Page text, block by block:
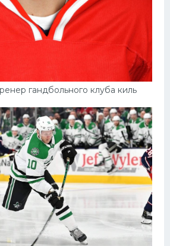
гандбольного клуба киль